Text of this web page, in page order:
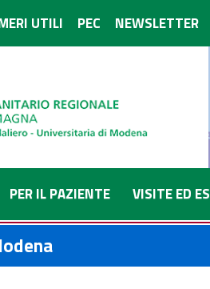
UTILI PEC NEWSLETTER
PER IL PAZIENTE VISITE ED